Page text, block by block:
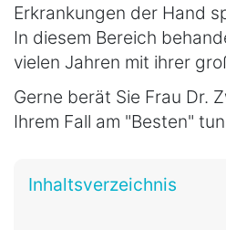
Erkrankungen der Hand
In diesem Bereich
vielen Jahren mit ihrer
Gerne berät Sie Frau Dr.
Ihrem Fall am "Besten"
Inhaltsverzeichnis